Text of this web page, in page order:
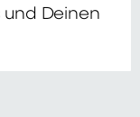
Deinen